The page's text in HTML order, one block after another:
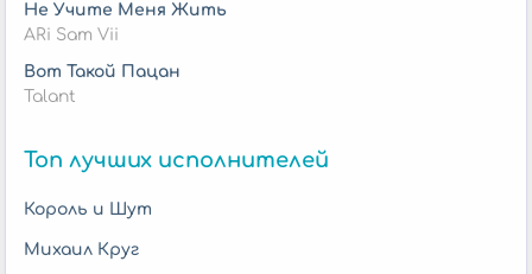
Не Учите Меня Жить
ARi Sam Vii
Вот Такой Пацан
Talant
Топ лучших исполнителей
Король и Шут
Михаил Круг